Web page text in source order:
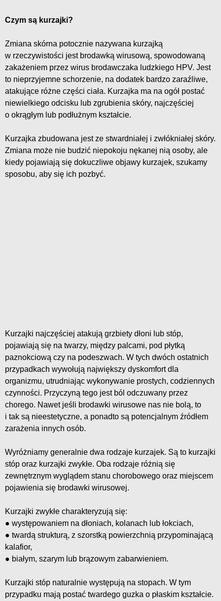
Czym są kurzajki?
Zmiana skórna potocznie nazywana kurzajką
w rzeczywistości jest brodawką wirusową, spowodowaną
zakażeniem przez wirus brodawczaka ludzkiego HPV. Jest
to nieprzyjemne schorzenie, na dodatek bardzo zaraźliwe,
atakujące różne części ciała. Kurzajka ma na ogół postać
niewielkiego odcisku lub zgrubienia skóry, najczęściej
o okrągłym lub podłużnym kształcie.
Kurzajka zbudowana jest ze stwardniałej i zwłókniałej skóry.
Zmiana może nie budzić niepokoju nękanej nią osoby, ale
kiedy pojawiają się dokuczliwe objawy kurzajek, szukamy
sposobu, aby się ich pozbyć.
Kurzajki najczęściej atakują grzbiety dłoni lub stóp,
pojawiają się na twarzy, między palcami, pod płytką
paznokciową czy na podeszwach. W tych dwóch ostatnich
przypadkach wywołują największy dyskomfort dla
organizmu, utrudniając wykonywanie prostych, codziennych
czynności. Przyczyną tego jest ból odczuwany przez
chorego. Nawet jeśli brodawki wirusowe nas nie bolą, to
i tak są nieestetyczne, a ponadto są potencjalnym źródłem
zarażenia innych osób.
Wyróżniamy generalnie dwa rodzaje kurzajek. Są to kurzajki
stóp oraz kurzajki zwykłe. Oba rodzaje różnią się
zewnętrznym wyglądem stanu chorobowego oraz miejscem
pojawienia się brodawki wirusowej.
Kurzajki zwykłe charakteryzują się:
● występowaniem na dłoniach, kolanach lub łokciach,
● twardą strukturą, z szorstką powierzchnią przypominającą
kalafior,
● białym, szarym lub brązowym zabarwieniem.
Kurzajki stóp naturalnie występują na stopach. W tym
przypadku mają postać twardego guzka o płaskim kształcie.